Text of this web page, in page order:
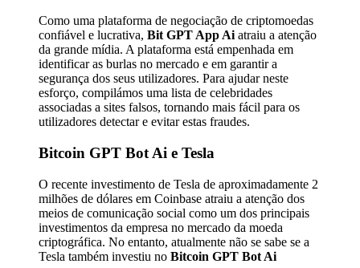
Como uma plataforma de negociação de criptomoedas
confiável e lucrativa, Bit GPT App Ai atraiu a atenção
da grande mídia. A plataforma está empenhada em
identificar as burlas no mercado e em garantir a
segurança dos seus utilizadores. Para ajudar neste
esforço, compilámos uma lista de celebridades
associadas a sites falsos, tornando mais fácil para os
utilizadores detectar e evitar estas fraudes.
Bitcoin GPT Bot Ai e Tesla
O recente investimento de Tesla de aproximadamente 2
milhões de dólares em Coinbase atraiu a atenção dos
meios de comunicação social como um dos principais
investimentos da empresa no mercado da moeda
criptográfica. No entanto, atualmente não se sabe se a
Tesla também investiu no Bitcoin GPT Bot Ai